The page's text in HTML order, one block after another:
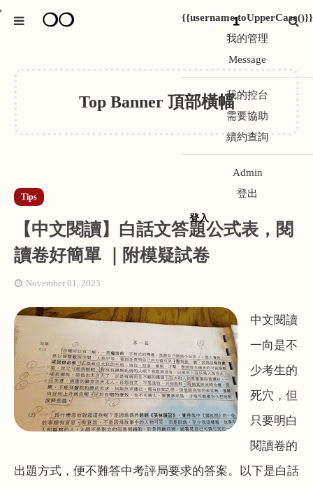
❍❍
{{username.toUpperCase()}}
我的管理
Message
我的控台
需要協助
續約查詢
Admin
登出
登入
1
Top Banner 頂部橫幅
Tips
【中文閱讀】白話文答題公式表，閱
讀卷好簡單 ｜附模疑試卷
November 01, 2023
中文閱讀
一向是不
少考生的
死穴，但
只要明白
閱讀卷的
出題方式，便不難答中考評局要求的答案。以下是白話